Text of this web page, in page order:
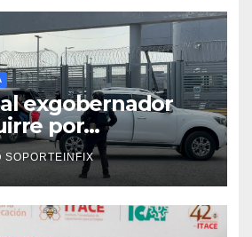
exgobernador
por
de la justicia en
SOPORTEINFIX